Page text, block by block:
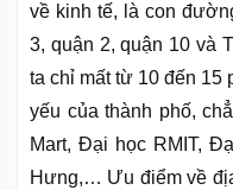
về kinh tế, là con
3, quận 2, quận 10 và
ta chỉ mất từ 10 đến 15
yếu của thành phố,
Mart, Đại học RMIT,
Hưng,… Ưu điểm về